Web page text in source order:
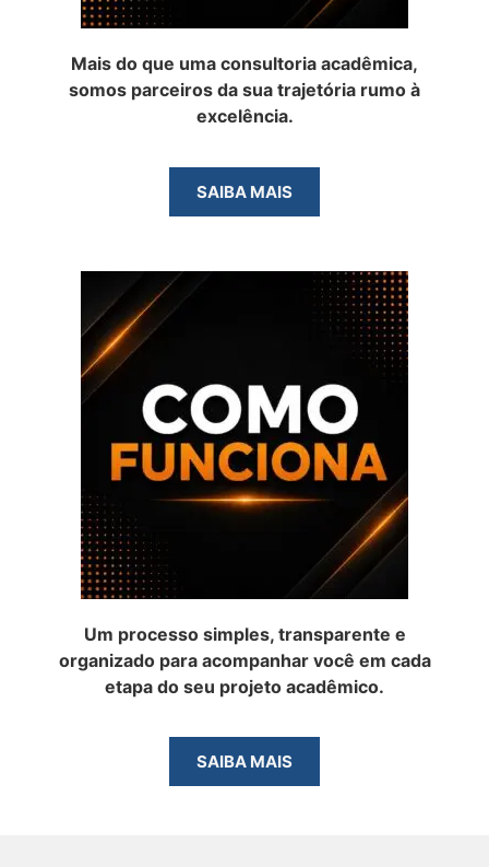
Mais do que uma consultoria acadêmica,
somos parceiros da sua trajetória rumo à
excelência.
SAIBA MAIS
Um processo simples, transparente e
organizado para acompanhar você em cada
etapa do seu projeto acadêmico.
SAIBA MAIS